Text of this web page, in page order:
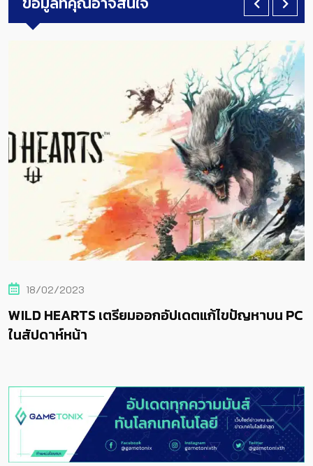
18/02/2023
WILD HEARTS เตรียมออกอัปเดตแก้ไขปัญหาบน PC
ในสัปดาห์หน้า